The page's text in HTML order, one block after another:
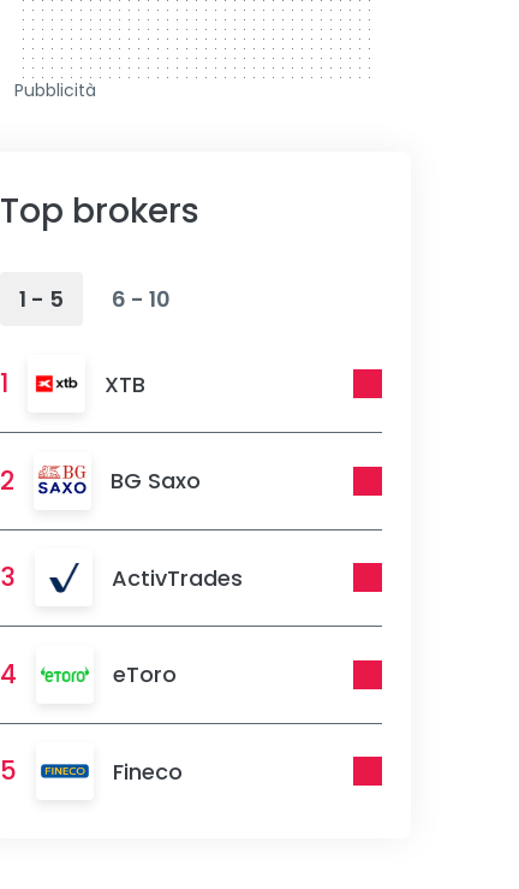
Pubblicità
Top brokers
1 - 5 6 - 10
1 XTB
2 BG Saxo
3 ActivTrades
4 eToro
5 Fineco